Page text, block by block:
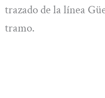
trazado de la línea
tramo.